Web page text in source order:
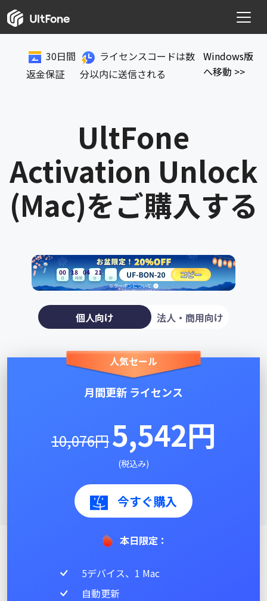
30日間
返金保証
ライセンスコードは数
分以内に送信される
Windows版
へ移動 >>
UltFone
Activation Unlock
(Mac)をご購入する
00 18 04 21
個人向け 法人・商用向け
人気セール
月間更新 ライセンス
10,076円5,542円
(税込み)
今すぐ購入
本日限定：
5デバイス、1 Mac
自動更新